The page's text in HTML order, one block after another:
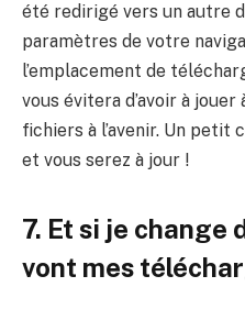
été redirigé vers un autre
paramètres de votre
l’emplacement de
vous évitera d’avoir à jouer
fichiers à l’avenir. Un petit
et vous serez à jour !
7. Et si je change
vont mes